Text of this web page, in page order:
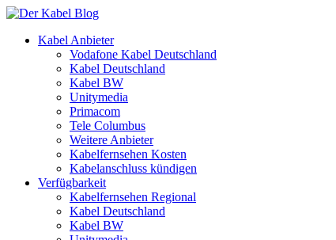
Kabel Anbieter
Vodafone Kabel Deutschland
Kabel Deutschland
Kabel BW
Unitymedia
Primacom
Tele Columbus
Weitere Anbieter
Kabelfernsehen Kosten
Kabelanschluss kündigen
Verfügbarkeit
Kabelfernsehen Regional
Kabel Deutschland
Kabel BW